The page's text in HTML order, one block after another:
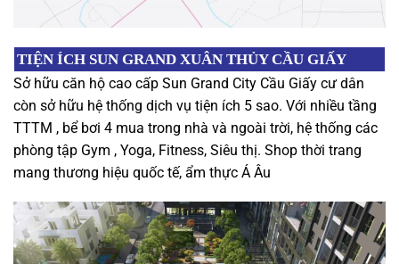
TIỆN ÍCH SUN GRAND XUÂN THỦY CẦU GIẤY
Sở hữu căn hộ cao cấp Sun Grand City Cầu Giấy cư dân
còn sở hữu hệ thống dịch vụ tiện ích 5 sao. Với nhiều tầng
TTTM , bể bơi 4 mua trong nhà và ngoài trời, hệ thống các
phòng tập Gym , Yoga, Fitness, Siêu thị. Shop thời trang
mang thương hiệu quốc tế, ẩm thực Á Âu